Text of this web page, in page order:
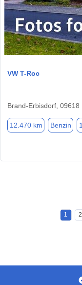
VW T-Roc
Brand-Erbisdorf, 09618
12.470 km Benzin
1 2